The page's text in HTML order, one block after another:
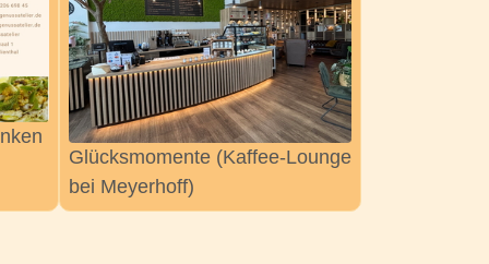
Glücksmomente (Kaffee-Lounge
bei Meyerhoff)